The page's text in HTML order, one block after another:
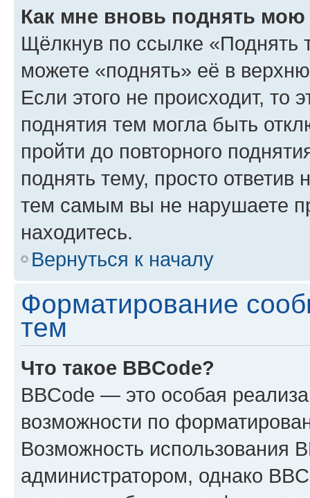
Как мне вновь поднять мою
Щёлкнув по ссылке «Поднять
можете «поднять» её в
Если этого не происходит, то
поднятия тем могла быть
пройти до повторного
поднять тему, просто ответив
тем самым вы не нарушаете
находитесь.
Вернуться к началу
Форматирование
тем
Что такое BBCode?
BBCode — это особая
возможности по
Возможность использования
администратором, однако